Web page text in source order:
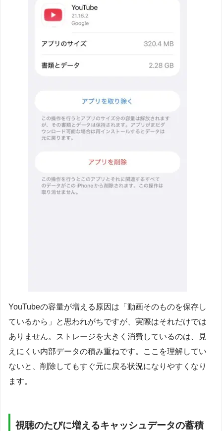
YouTubeの容量が増える原因は「動画そのものを保存し
ているから」と思われがちですが、実際はそれだけでは
ありません。ストレージを大きく消費しているのは、見
えにくい内部データの積み重ねです。ここを理解してい
ないと、削除してもすぐ元に戻る状況になりやすくなり
ます。
視聴のたびに増えるキャッシュデータの蓄積